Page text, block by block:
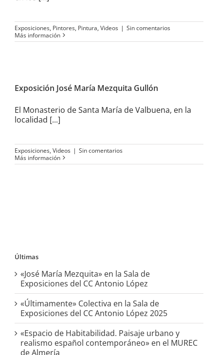
Exposiciones, Pintores, Pintura, Videos | Sin comentarios
Más información
Mezquita Gullón
Exposición José María Mezquita Gullón
El Monasterio de Santa María de Valbuena, en la
localidad [...]
Exposiciones, Videos | Sin comentarios
Más información
Últimas
«José María Mezquita» en la Sala de
Exposiciones del CC Antonio López
«Últimamente» Colectiva en la Sala de
Exposiciones del CC Antonio López 2025
«Espacio de Habitabilidad. Paisaje urbano y
realismo español contemporáneo» en el MUREC
de Almería